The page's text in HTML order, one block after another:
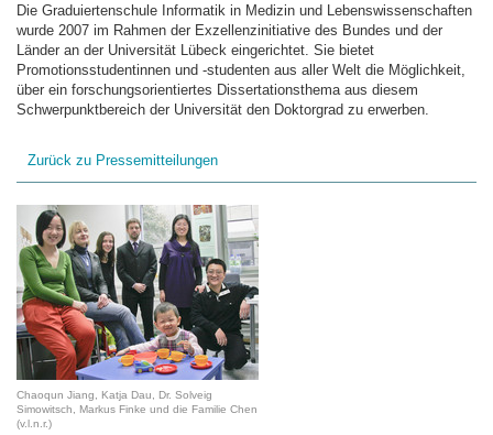
Die Graduiertenschule Informatik in Medizin und Lebenswissenschaften
wurde 2007 im Rahmen der Exzellenzinitiative des Bundes und der
Länder an der Universität Lübeck eingerichtet. Sie bietet
Promotionsstudentinnen und -studenten aus aller Welt die Möglichkeit,
über ein forschungsorientiertes Dissertationsthema aus diesem
Schwerpunktbereich der Universität den Doktorgrad zu erwerben.
Zurück zu Pressemitteilungen
Chaoqun Jiang, Katja Dau, Dr. Solveig
Simowitsch, Markus Finke und die Familie Chen
(v.l.n.r.)